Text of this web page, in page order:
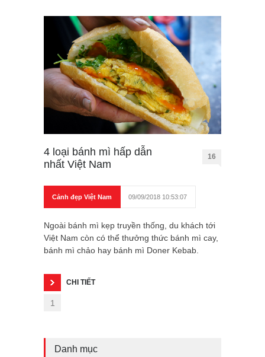
4 loại bánh mì hấp dẫn
nhất Việt Nam
16
Cảnh đẹp Việt Nam 09/09/2018 10:53:07
Ngoài bánh mì kẹp truyền thống, du khách tới
Việt Nam còn có thể thưởng thức bánh mì cay,
bánh mì chảo hay bánh mì Doner Kebab.
CHI TIẾT
1
Danh mục